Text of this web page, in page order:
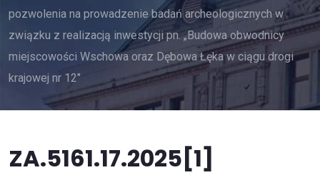
pozwolenia na prowadzenie badań archeologicznych w
związku z realizacją inwestycji pn. „Budowa obwodnicy
miejscowości Wschowa oraz Dębowa Łęka w ciągu drogi
krajowej nr 12″
ZA.5161.17.2025[1]